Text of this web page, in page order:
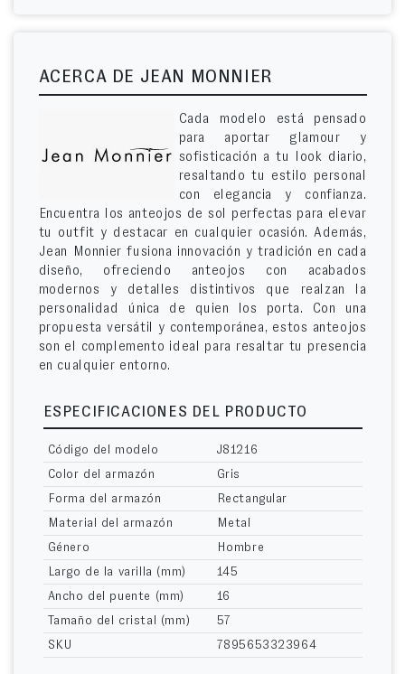
ACERCA DE JEAN MONNIER
Cada modelo está pensado
para aportar glamour y
sofisticación a tu look diario,
resaltando tu estilo personal
con elegancia y confianza.
Encuentra los anteojos de sol perfectas para elevar
tu outfit y destacar en cualquier ocasión. Además,
Jean Monnier fusiona innovación y tradición en cada
diseño, ofreciendo anteojos con acabados
modernos y detalles distintivos que realzan la
personalidad única de quien los porta. Con una
propuesta versátil y contemporánea, estos anteojos
son el complemento ideal para resaltar tu presencia
en cualquier entorno.
ESPECIFICACIONES DEL PRODUCTO
Código del modelo
J81216
Color del armazón
Gris
Forma del armazón
Rectangular
Material del armazón
Metal
Género
Hombre
Largo de la varilla (mm)
145
Ancho del puente (mm)
16
Tamaño del cristal (mm)
57
SKU
7895653323964